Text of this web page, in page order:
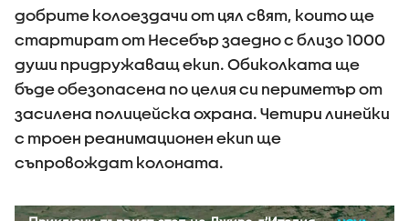
добрите колоездачи от цял свят, които ще
стартират от Несебър заедно с близо 1000
души придружаващ екип. Обиколката ще
бъде обезопасена по целия си периметър от
засилена полицейска охрана. Четири линейки
с троен реанимационен екип ще
съпровождат колоната.